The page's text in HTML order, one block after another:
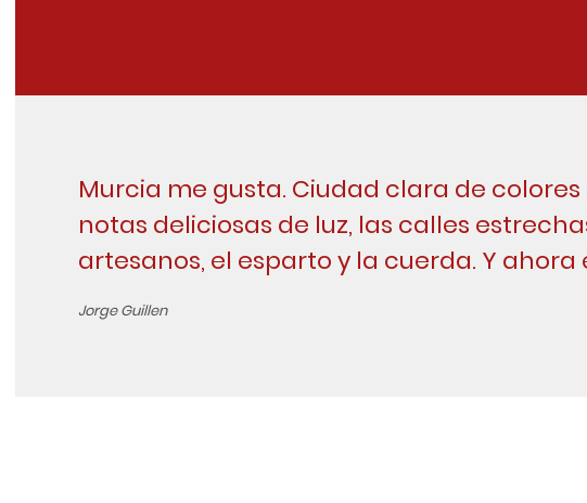
Murcia me gusta. Ciudad clara de
notas deliciosas de luz, las calles
artesanos, el esparto y la cuerda. Y
Jorge Guillen